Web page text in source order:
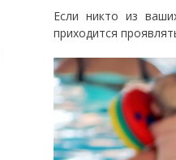
Если никто из
приходится